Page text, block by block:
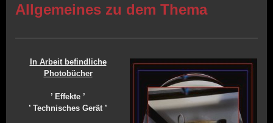
Allgemeines zu dem Thema
In Arbeit befindliche
Photobücher
’ Effekte ’
’ Technisches Gerät ’